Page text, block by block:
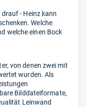
- Heinz kann
Welche
welche einen Bock
von denen zwei mit
wurden. Als
Bilddateiformate,
Leinwand